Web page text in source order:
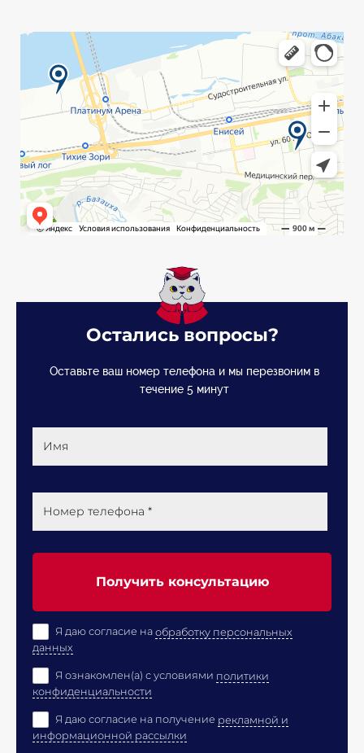
Остались вопросы?
Оставьте ваш номер телефона и мы перезвоним в
течение 5 минут
Имя
Номер телефона *
Получить консультацию
Я даю согласие на обработку персональных
данных
Я ознакомлен(а) с условиями политики
конфиденциальности
Я даю согласие на получение рекламной и
информационной рассылки